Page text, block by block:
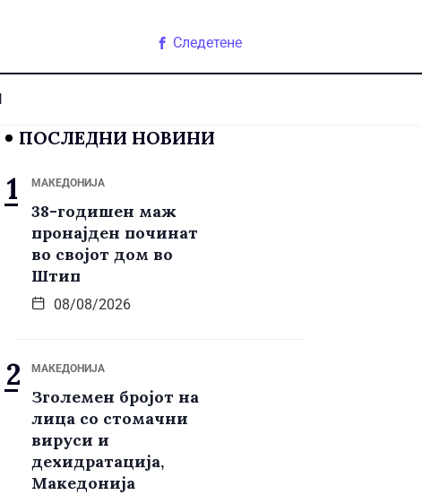
Следетене
ПОСЛЕДНИ НОВИНИ
МАКЕДОНИЈА
38-годишен маж
пронајден починат
во својот дом во
Штип
08/08/2026
МАКЕДОНИЈА
Зголемен бројот на
лица со стомачни
вируси и
дехидратација,
Македонија